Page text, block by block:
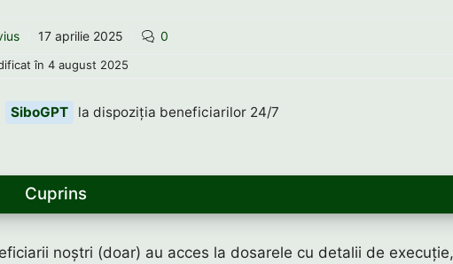
17 aprilie 2025 0
în 4 august 2025
SiboGPT la dispoziția beneficiarilor 24/7
Cuprins
noștri (doar) au acces la dosarele cu detalii de